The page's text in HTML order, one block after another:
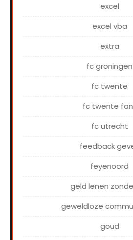
excel
excel vba
extra
fc groningen
fc twente
fc twente
fc utrecht
feedback
feyenoord
geld lenen
geweldloze
goud